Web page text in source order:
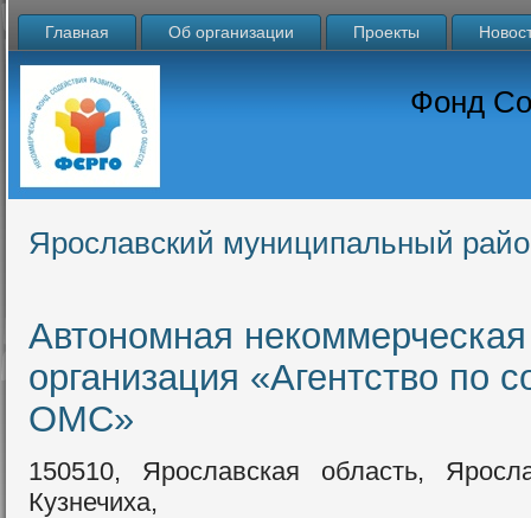
Главная Об организации Проекты
Фонд
Ярославский муниципальный
Автономная некоммерческая
организация «Агентство по
ОМС»
150510, Ярославская область,
Кузнечиха,